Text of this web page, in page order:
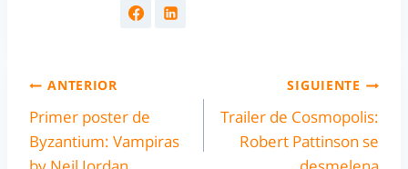
ANTERIOR
Primer poster de
Byzantium: Vampiras
SIGUIENTE
Trailer de Cosmopolis:
Robert Pattinson se